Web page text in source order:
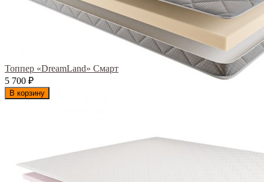
Топпер «DreamLand» Смарт
5 700 ₽
В корзину